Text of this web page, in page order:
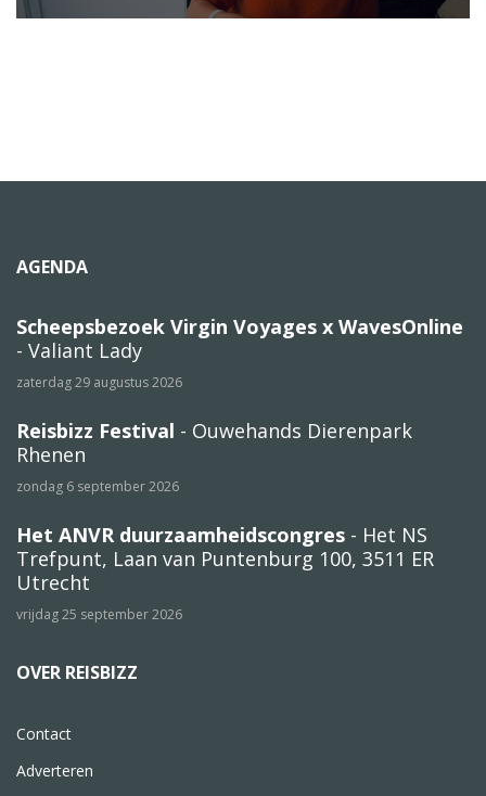
AGENDA
Scheepsbezoek Virgin Voyages x WavesOnline
- Valiant Lady
zaterdag 29 augustus 2026
Reisbizz Festival - Ouwehands Dierenpark
Rhenen
zondag 6 september 2026
Het ANVR duurzaamheidscongres - Het NS
Trefpunt, Laan van Puntenburg 100, 3511 ER
Utrecht
vrijdag 25 september 2026
OVER REISBIZZ
Contact
Adverteren